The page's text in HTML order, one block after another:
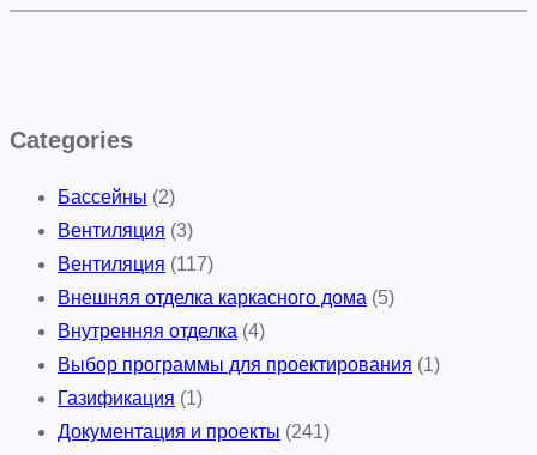
Categories
Бассейны (2)
Вентиляция (3)
Вентиляция (117)
Внешняя отделка каркасного дома (5)
Внутренняя отделка (4)
Выбор программы для проектирования (1)
Газификация (1)
Документация и проекты (241)